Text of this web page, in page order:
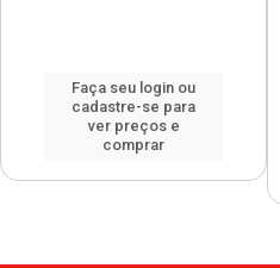
Faça seu login ou
cadastre-se para
ver preços e
comprar